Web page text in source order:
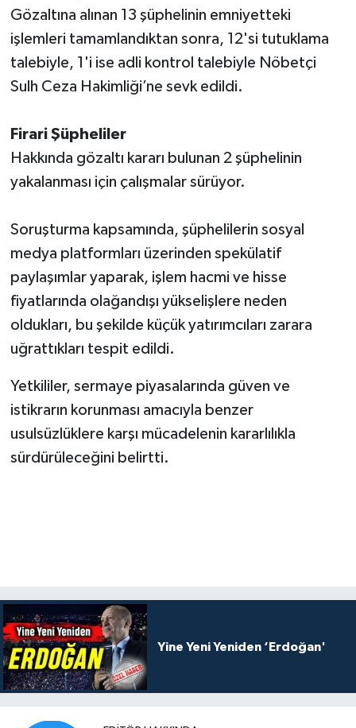
Gözaltına alınan 13 şüphelinin emniyetteki
işlemleri tamamlandıktan sonra, 12'si tutuklama
talebiyle, 1'i ise adli kontrol talebiyle Nöbetçi
Sulh Ceza Hakimliği’ne sevk edildi.
Firari Şüpheliler
Hakkında gözaltı kararı bulunan 2 şüphelinin
yakalanması için çalışmalar sürüyor.
Soruşturma kapsamında, şüphelilerin sosyal
medya platformları üzerinden spekülatif
paylaşımlar yaparak, işlem hacmi ve hisse
fiyatlarında olağandışı yükselişlere neden
oldukları, bu şekilde küçük yatırımcıları zarara
uğrattıkları tespit edildi.
Yetkililer, sermaye piyasalarında güven ve
istikrarın korunması amacıyla benzer
usulsüzlüklere karşı mücadelenin kararlılıkla
sürdürüleceğini belirtti.
Yine Yeni Yeniden ‘Erdoğan'